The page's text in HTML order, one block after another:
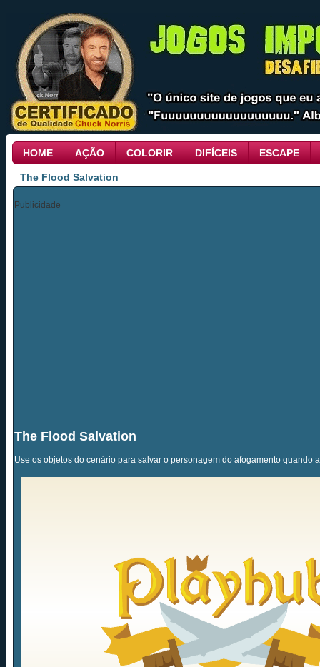
HOME AÇÃO COLORIR DIFÍCEIS ESCAPE
The Flood Salvation
Publicidade
The Flood Salvation
Use os objetos do cenário para salvar o personagem do afogamento quando